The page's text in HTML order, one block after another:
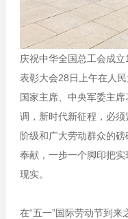
庆祝中华全国总工会成
表彰大会28日上午在人
国家主席、中央军委主
调，新时代新征程，必
阶级和广大劳动群众的
奉献，一步一个脚印把
现实。
在“五一”国际劳动节到